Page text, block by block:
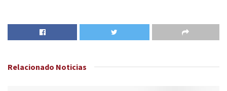
Relacionado Noticias